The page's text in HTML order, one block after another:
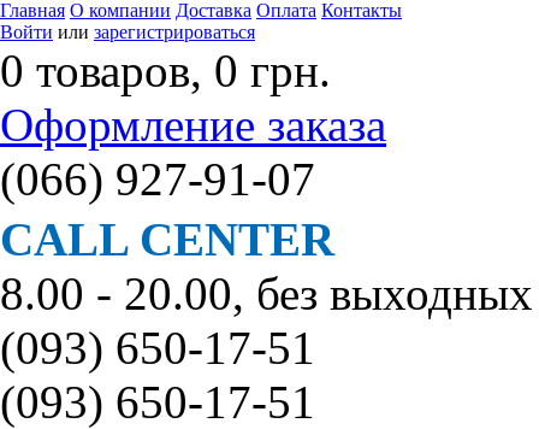
Главная О компании Доставка Оплата Контакты
Войти или зарегистрироваться
0 товаров, 0 грн.
Оформление заказа
(066) 927-91-07
CALL CENTER
8.00 - 20.00, без выходных
(093) 650-17-51
(093) 650-17-51